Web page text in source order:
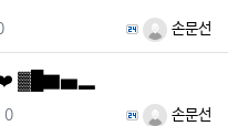
등록자 손문선
추천
❤️ ▓█▇▅▂
등록자 손문선
비추천
0